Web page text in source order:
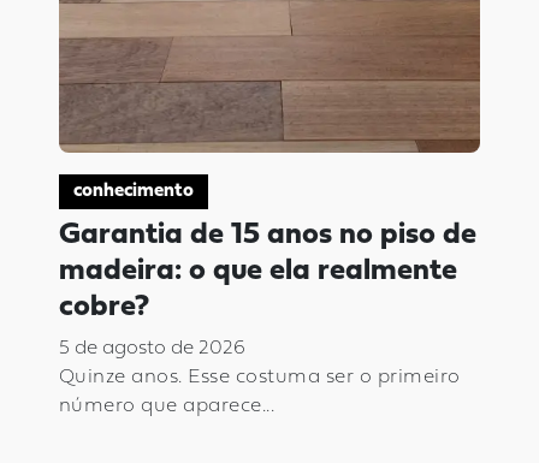
conhecimento
Garantia de 15 anos no piso de
madeira: o que ela realmente
cobre?
5 de agosto de 2026
Quinze anos. Esse costuma ser o primeiro
número que aparece...